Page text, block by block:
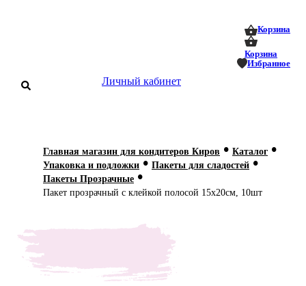
Корзина
Корзина
Избранное
Личный кабинет
О нас
Главная магазин для кондитеров Киров • Каталог •
Упаковка и подложки • Пакеты для сладостей •
Пакеты Прозрачные •
Пакет прозрачный с клейкой полосой 15х20см, 10шт